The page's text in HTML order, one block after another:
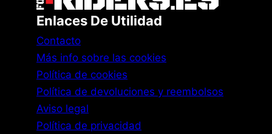
Enlaces De Utilidad
Contacto
Más info sobre las cookies
Política de cookies
Política de devoluciones y reembolsos
Aviso legal
Política de privacidad